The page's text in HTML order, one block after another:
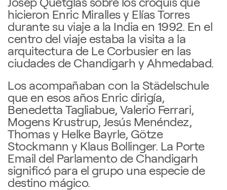
hicieron Enric Miralles y Elías Torres
durante su viaje a la India en 1992. En el
centro del viaje estaba la visita a la
arquitectura de Le Corbusier en las
ciudades de Chandigarh y Ahmedabad.
Los acompañaban con la Städelschule
que en esos años Enric dirigía,
Benedetta Tagliabue, Valerio Ferrari,
Mogens Krustrup, Jesús Menéndez,
Thomas y Helke Bayrle, Götze
Stockmann y Klaus Bollinger. La Porte
Email del Parlamento de Chandigarh
significó para el grupo una especie de
destino mágico.